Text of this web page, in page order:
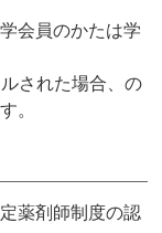
会員のかたは学
された場合、の
。
薬剤師制度の認